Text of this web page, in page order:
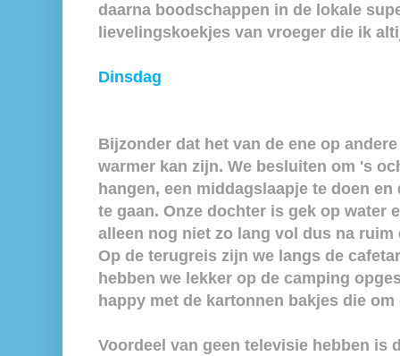
daarna boodschappen in de lokale
lievelingskoekjes van vroeger die ik
Dinsdag
Bijzonder dat het van de ene op
warmer kan zijn. We besluiten om 's
hangen, een middagslaapje te doen
te gaan. Onze dochter is gek op water
alleen nog niet zo lang vol dus na ruim
Op de terugreis zijn we langs de
hebben we lekker op de camping
happy met de kartonnen bakjes die
Voordeel van geen televisie hebben is